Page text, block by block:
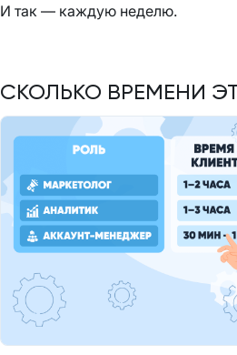
И так — каждую неделю.
СКОЛЬКО ВРЕМЕНИ